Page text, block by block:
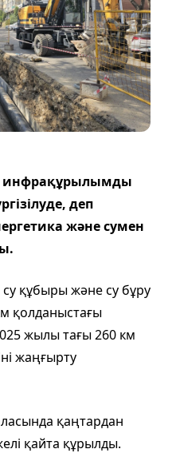
инфрақұрылымды
деп
және сумен
құбыры және су бұру
қолданыстағы
жылы тағы 260 км
жаңғырту
қаңтардан
қайта құрылды.